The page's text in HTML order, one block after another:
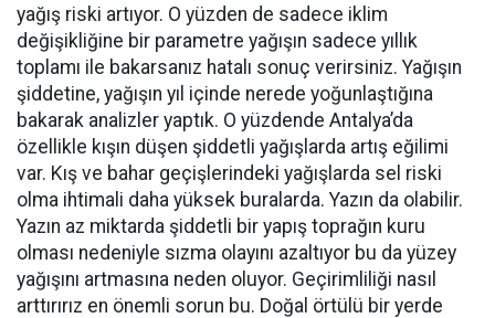
yağış riski artıyor. O yüzden de sadece iklim
değişikliğine bir parametre yağışın sadece yıllık
toplamı ile bakarsanız hatalı sonuç verirsiniz. Yağışın
şiddetine, yağışın yıl içinde nerede yoğunlaştığına
bakarak analizler yaptık. O yüzdende Antalya’da
özellikle kışın düşen şiddetli yağışlarda artış eğilimi
var. Kış ve bahar geçişlerindeki yağışlarda sel riski
olma ihtimali daha yüksek buralarda. Yazın da olabilir.
Yazın az miktarda şiddetli bir yapış toprağın kuru
olması nedeniyle sızma olayını azaltıyor bu da yüzey
yağışını artmasına neden oluyor. Geçirimliliği nasıl
arttırırız en önemli sorun bu. Doğal örtülü bir yerde